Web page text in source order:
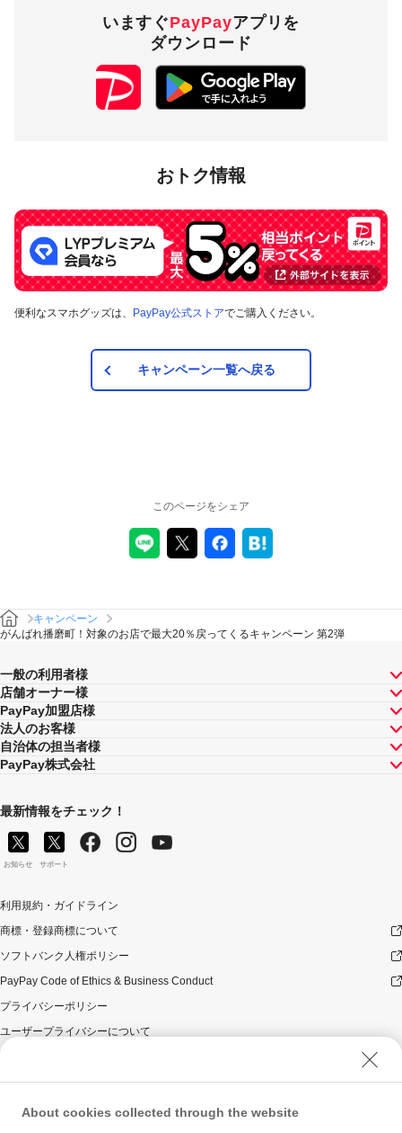
付与上限
1,000円相当／回 1,000
円相当／期間
兵庫県加古郡播磨町内のPayPay加盟店のうち
でもご確認いただけます。
対象の支払方法
本キャンペーンの対象のお支払方法は、PayPay残高、ヤフー
法は対象外です。また、オンラインでのお支払いはPayPayピ
ックアップのみ対象で、それ以外は対象外です。
が同時開催する他の総付キャンペーンの中で、付与され
す。PayPay株式会社が指定する場合を除き、それらが重
複適用されることはありません。
ときにはそれらも適用されますが、1回のお支払いについ
てのPayPayボーナスの付与率は、合計で支払額の66.5％
す）。ただし、上記上限は、マイナポイント付与期間中
（2020年9月1日～2021年9月30日）のお支払いに適用さ
れるものであり、2021年10月1日以降は変更予定です。
キャンペーン内容および適用条件を予告なく変更する場
合や、キャンペーン自体を予告なく中止する場合があり
ます。
場合は、本キャンペーンの対象とはなりませんのでご注
ドでのお支払いはキャンペーン対象外です。
対象のお支払方法にてお支払いいただいた際に、仮に本
円相当を超えるときには、当該付与額の合計が1,000円相
当となるよう付与いたします（付与額の合計がキャンペ
ーン期間中1,000円相当を超えることはございません）。
解除され（合意解除を含みます。）、または無効となっ
た場合（以下「取消し等」といいます。）、取消し等の
有無にかかわらず、当該取消し等の対象となったPayPay
決済についてのPayPayボーナスの付与は全て取り消され
し等の理由の如何にかかわらず、また、対象店舗による
いますぐPayPayアプリを
ダウンロード
おトク情報
便利なスマホグッズは、 PayPay公式ストアでご購入ください。
キャンペーン一覧へ戻る
このページをシェア
キャンペーン
がんばれ播磨町！対象のお店で最大20％戻ってくるキャンペーン 第2弾
一般の利用者様
店舗オーナー様
PayPay加盟店様
法人のお客様
自治体の担当者様
PayPay株式会社
最新情報をチェック！
お知らせ サポート
利用規約・ガイドライン
商標・登録商標について
ソフトバンク人権ポリシー
PayPay Code of Ethics & Business Conduct
プライバシーポリシー
ユーザープライバシーについて
ウェブサイト利用規約
反社会的勢力に対する方針
About cookies collected through the website